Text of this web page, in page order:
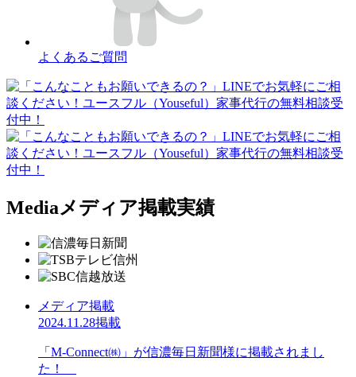
よくあるご質問
Mediaメディア掲載実績
メディア掲載
2024.11.28掲載
「M-Connect㈱」が信濃毎日新聞様に掲載されまし
た！